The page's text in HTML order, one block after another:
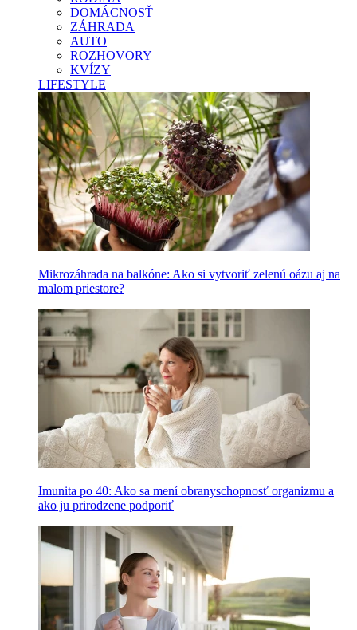
DOMÁCNOSŤ
ZÁHRADA
AUTO
ROZHOVORY
KVÍZY
LIFESTYLE
Mikrozáhrada na balkóne: Ako si vytvoriť zelenú oázu aj na
malom priestore?
Imunita po 40: Ako sa mení obranyschopnosť organizmu a
ako ju prirodzene podporiť